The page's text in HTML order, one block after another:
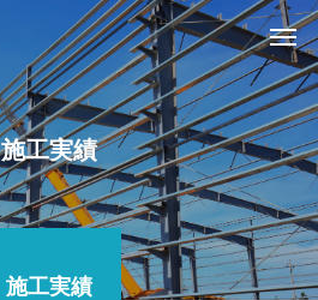
施工実績
施工実績